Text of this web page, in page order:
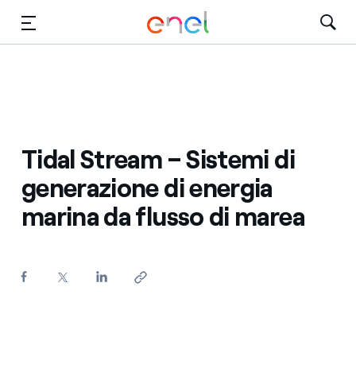
Tidal Stream – Sistemi di
generazione di energia
marina da flusso di marea